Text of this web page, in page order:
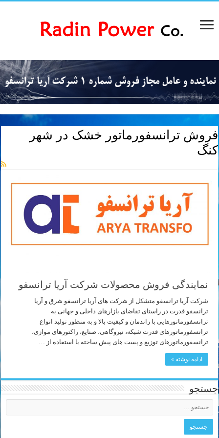
فروش ترانسفورماتور خشک در شهر
کنگ
نمایندگی فروش محصولات شرکت آریا ترانسفو
شرکت آریا ترانسفو متشکل از شرکت های آریا ترانسفو شرق و آریا
ترانسفو قدرت در راستای تقاضای بازارهای داخلی و جهانی به
ترانسفورماتورهایی با راندمان و کیفیت بالا و به منظور تولید انواع
ترانسفورماتورهای قدرت شبکه، نیروگاهی، صنایع، راکتورهای موازی،
ترانسفورماتورهای توزیع و پست های پیش ساخته با استفاده از …
ادامه نوشته »
جستجو